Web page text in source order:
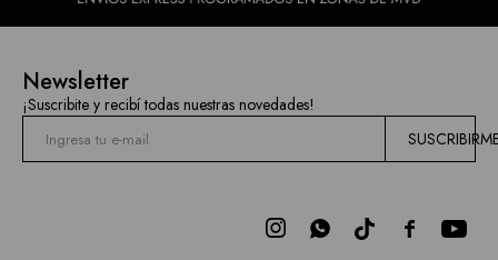
Newsletter
¡Suscribite y recibí todas nuestras novedades!

 